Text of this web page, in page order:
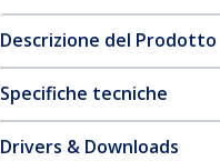
Descrizione del Prodotto
Specifiche tecniche
Drivers & Downloads